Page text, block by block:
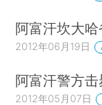
阿富汗坎大
2012年06月19日
阿富汗警方
2012年05月07日